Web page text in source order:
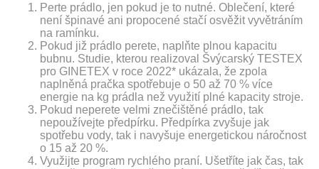
Perte prádlo, jen pokud je to nutné. Oblečení, které
není špinavé ani propocené stačí osvěžit vyvětráním
na ramínku.
Pokud již prádlo perete, naplňte plnou kapacitu
bubnu. Studie, kterou realizoval Švýcarský TESTEX
pro GINETEX v roce 2022* ukázala, že zpola
naplněná pračka spotřebuje o 50 až 70 % více
energie na kg prádla než využití plné kapacity stroje.
Pokud neperete velmi znečištěné prádlo, tak
nepoužívejte předpírku. Předpírka zvyšuje jak
spotřebu vody, tak i navyšuje energetickou náročnost
o 15 až 20 %.
Využijte program rychlého praní. Ušetříte jak čas, tak